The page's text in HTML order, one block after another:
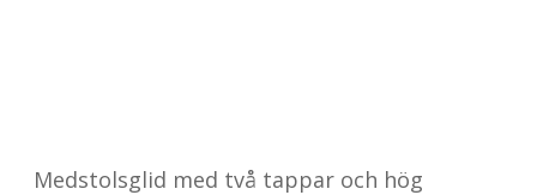
Medstolsglid med två tappar och hög